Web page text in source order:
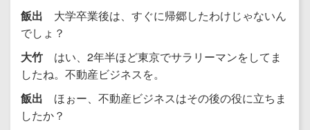
飯出 大学卒業後は、すぐに帰郷したわけじゃないん
でしょ？
大竹 はい、2年半ほど東京でサラリーマンをしてま
したね。不動産ビジネスを。
飯出 ほぉー、不動産ビジネスはその後の役に立ちま
したか？